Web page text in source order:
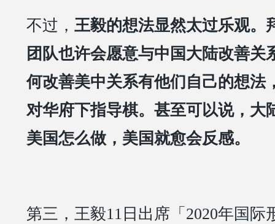
不过， 王毅的想法显然太过乐观。
团队也许会愿意与中国大陆改善关
何改善美中关系有他们自己的想法
对华府下指导棋。甚至可以说，大
美国怎么做，美国就愈会反感。
第三，王毅11日出席「2020年国际